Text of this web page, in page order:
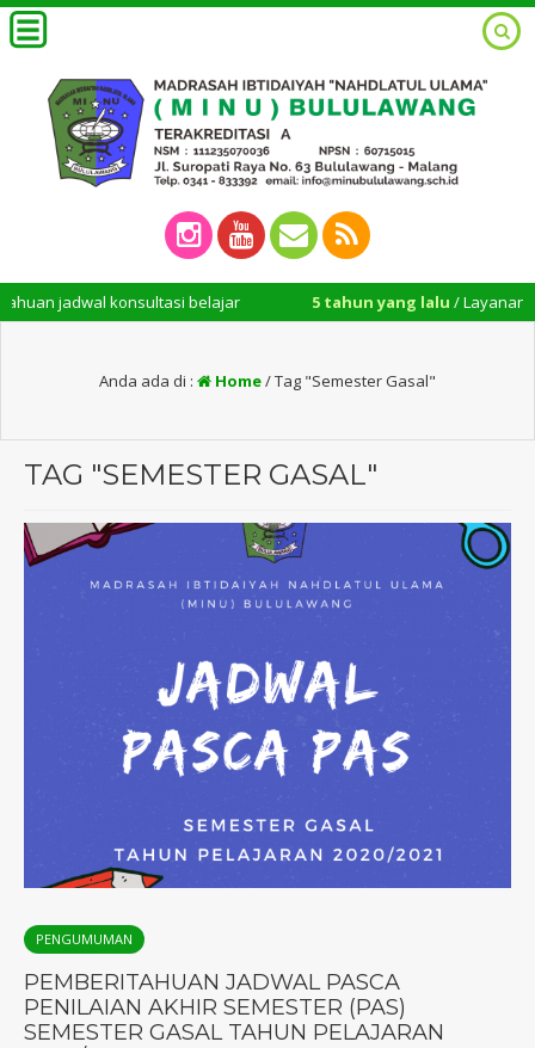
jadwal konsultasi belajar 5 tahun yang lalu/ Layanan
Anda ada di : Home/Tag "Semester Gasal"
TAG "SEMESTER GASAL"
PENGUMUMAN
PEMBERITAHUAN JADWAL PASCA
PENILAIAN AKHIR SEMESTER (PAS)
SEMESTER GASAL TAHUN PELAJARAN